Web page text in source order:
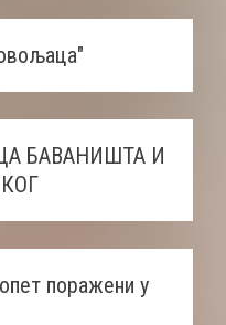
БАВАНИШТА И
поражени у